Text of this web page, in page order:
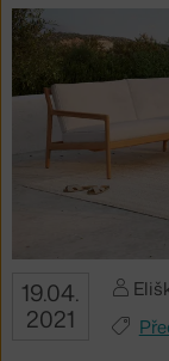
19.04.
2021